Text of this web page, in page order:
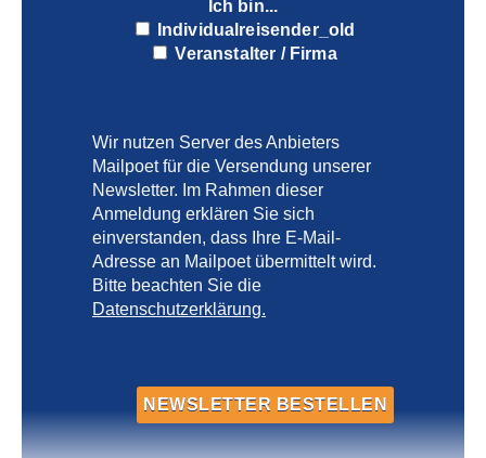
Ich bin...
Individualreisender_old
Veranstalter / Firma
Wir nutzen Server des Anbieters
Mailpoet für die Versendung unserer
Newsletter. Im Rahmen dieser
Anmeldung erklären Sie sich
einverstanden, dass Ihre E-Mail-
Adresse an Mailpoet übermittelt wird.
Bitte beachten Sie die
Datenschutzerklärung.